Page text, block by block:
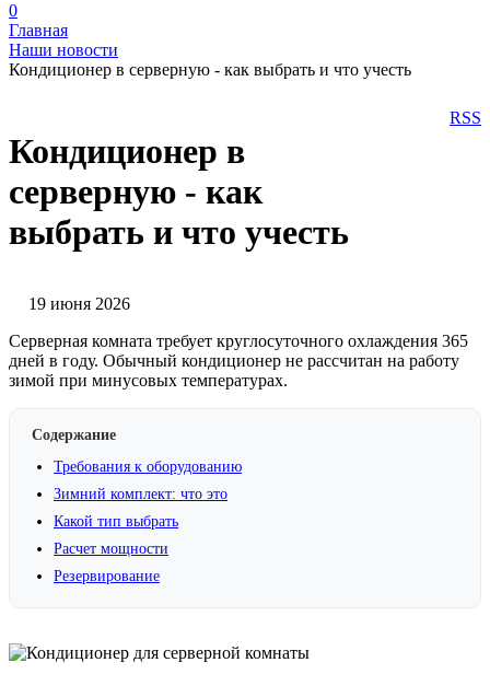
0
Главная
Наши новости
Кондиционер в серверную - как выбрать и что учесть
Кондиционер в
серверную - как
выбрать и что учесть
RSS
19 июня 2026
Серверная комната требует круглосуточного охлаждения 365
дней в году. Обычный кондиционер не рассчитан на работу
зимой при минусовых температурах.
Содержание
Требования к оборудованию
Зимний комплект: что это
Какой тип выбрать
Расчет мощности
Резервирование